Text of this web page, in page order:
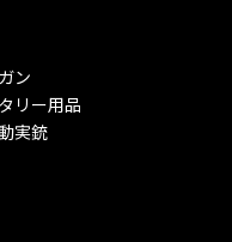
ン
リー用品
実銃